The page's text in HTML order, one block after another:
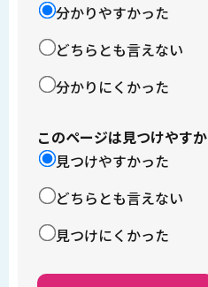
分かりやすかった
どちらとも言えない
分かりにくかった
このページは見つけやす
見つけやすかった
どちらとも言えない
見つけにくかった